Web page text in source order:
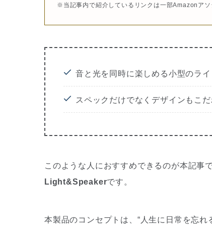
※当記事内で紹介しているリンクは一部Amazonア
音と光を同時に楽しめる小型のラ
スペックだけでなくデザインもこ
このような人におすすめできるのが本記事
Light&Speakerです。
本製品のコンセプトは、“人生に日常を忘れ